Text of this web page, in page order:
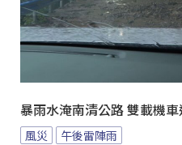
暴雨水淹南清公路 雙載機
風災 午後雷陣雨